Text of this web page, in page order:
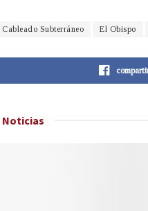
Cableado Subterráneo El Obispo
Noticias